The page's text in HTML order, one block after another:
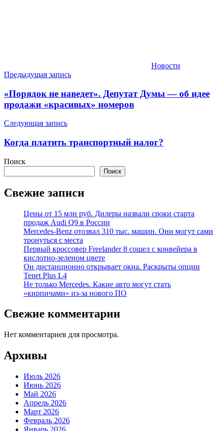
Новости
Навигация
по
записям
Предыдущая запись
«Порядок не наведет». Депутат Думы — об идее
продажи «красивых» номеров
Следующая запись
Когда платить транспортный налог?
Поиск
Поиск
Свежие записи
Цены от 15 млн руб. Дилеры назвали сроки старта
продаж Audi Q9 в России
Mercedes-Benz отозвал 310 тыс. машин. Они могут сами
тронуться с места
Первый кроссовер Freelander 8 сошел с конвейера в
кислотно-зеленом цвете
Он дистанционно открывает окна. Раскрыты опции
Tenet Plus L4
Не только Mercedes. Какие авто могут стать
«кирпичами» из-за нового ПО
Свежие комментарии
Нет комментариев для просмотра.
Архивы
Июль 2026
Июнь 2026
Май 2026
Апрель 2026
Март 2026
Февраль 2026